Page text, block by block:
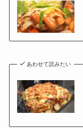
あわせて読みたい